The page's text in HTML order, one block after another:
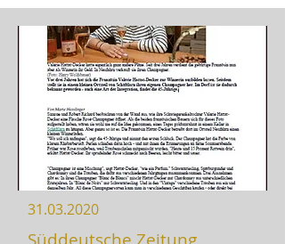
Verkostung ist eine Gelegenheit zum
Probieren, Genießen und schöne
Momente mit Freunden, Kollegen
oder Familie zu teilen. »
Champagnerliebhaber. Die Perlage
ist fein und sehr anhaltend. Schwarze
Johannisbeer-Knospe, reife
Zitrusnoten und gebackener Boskop
und Aromen von warmen Strudelteig
begeistern und sofort kommt die
Idee für ein Gericht: gebratenes
Perlhuhn auf Champagnerkraut mit
sautierten Kräutersaitlingen knusprig
im Strudelteig gebacken. »
31.03.2020